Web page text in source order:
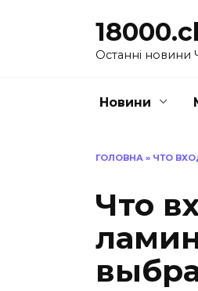
Останні новини
Новини
ГОЛОВНА » ЧТО
Что